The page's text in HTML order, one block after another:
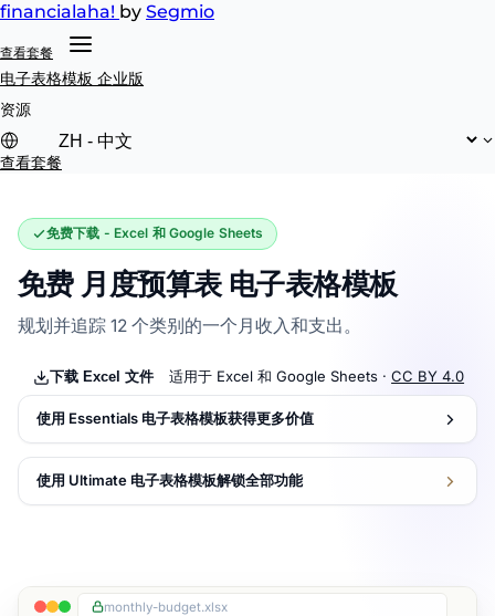
financialaha! by Segmio
查看套餐
电子表格模板 企业版
资源
查看套餐
免费下载 - Excel 和 Google Sheets
免费 月度预算表 电子表格模板
规划并追踪 12 个类别的一个月收入和支出。
下载 Excel 文件 适用于 Excel 和 Google Sheets ·CC BY 4.0
使用 Essentials 电子表格模板获得更多价值
使用 Ultimate 电子表格模板解锁全部功能
monthly-budget.xlsx